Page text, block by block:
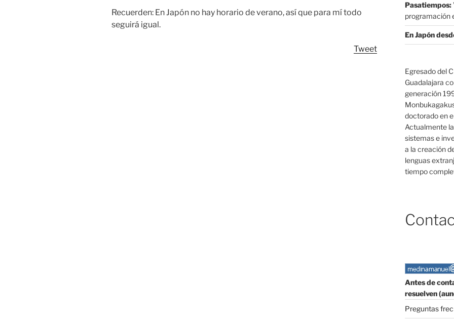
Recuerden: En Japón no hay horario de verano, así que para mí todo
seguirá igual.
Tweet
Pasatiempos:
programación
En Japón
Egresado del
Guadalajara
generación
doctorado en
Actualmente
sistemas e
a la creación
lenguas
tiempo
Antes de
resuelven
Preguntas